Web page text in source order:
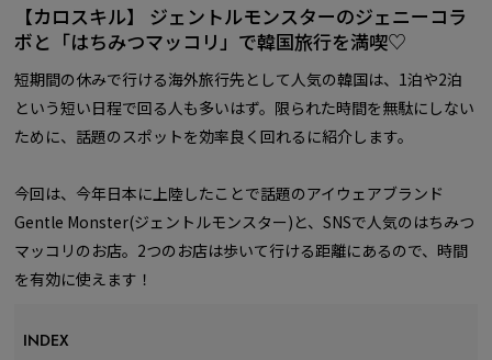
【カロスキル】 ジェントルモンスターのジェニーコラ
ボと「はちみつマッコリ」で韓国旅行を満喫♡
短期間の休みで行ける海外旅行先として人気の韓国は、1泊や2泊
という短い日程で回る人も多いはず。限られた時間を無駄にしない
ために、話題のスポットを効率良く回れるに紹介します。
今回は、今年日本に上陸したことで話題のアイウェアブランド
Gentle Monster(ジェントルモンスター)と、SNSで人気のはちみつ
マッコリのお店。2つのお店は歩いて行ける距離にあるので、時間
を有効に使えます！
INDEX